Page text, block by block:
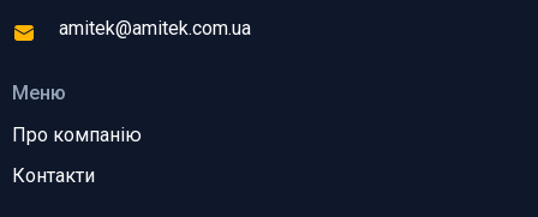
Меню
Про компанію
Контакти
amitek@amitek.com.ua